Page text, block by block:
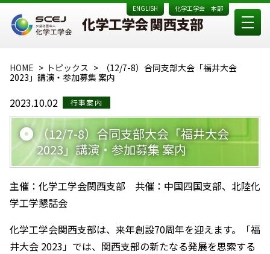
ENGLISH 化学工学会 本部
HOME トピックス
（12/7-8）合同支部大会「福井大会
2023」講演・参加募集 案内
2023.10.02 行事案内
（12/7-8）合同支部大会「福井大会
2023」講演・参加募集 案内
主催：化学工学会関西支部 共催：中国四国支部、北陸化
学工学懇話会
化学工学会関西支部は、来年創設70周年を迎えます。「福
井大会 2023」では、関西支部の新たなる発展を思索する